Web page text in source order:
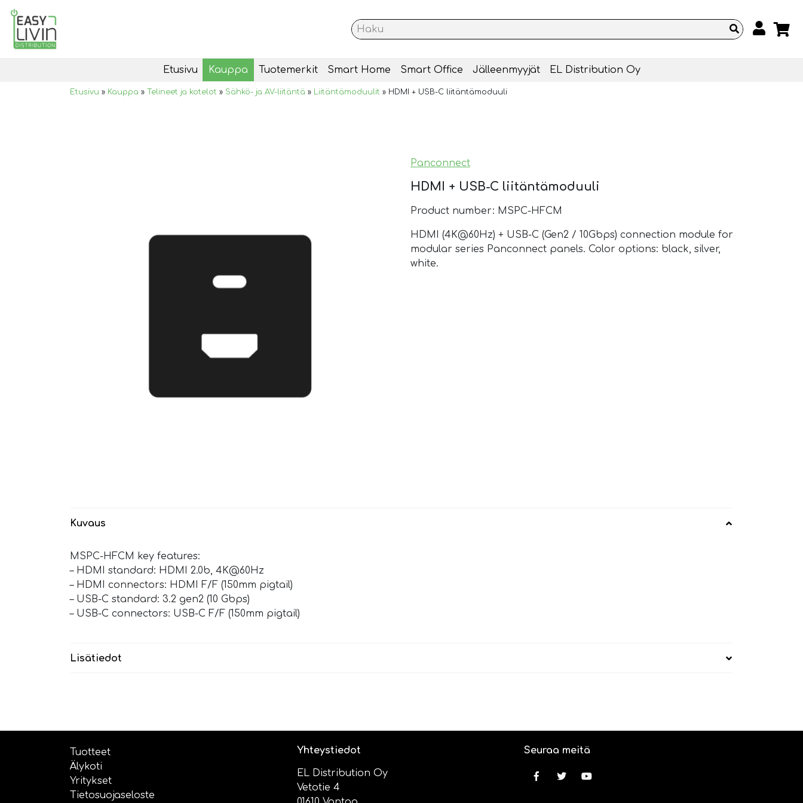
Etusivu Kauppa Tuotemerkit Smart Home Smart Office Jälleenmyyjät EL Distribution Oy
Etusivu » Kauppa » Telineet ja kotelot » Sähkö- ja AV-liitäntä » Liitäntämoduulit » HDMI + USB-C liitäntämoduuli
Panconnect
HDMI + USB-C liitäntämoduuli
Product number: MSPC-HFCM
HDMI (4K@60Hz) + USB-C (Gen2 / 10Gbps) connection module for
modular series Panconnect panels. Color options: black, silver,
white.
Kuvaus
MSPC-HFCM key features:
– HDMI standard: HDMI 2.0b, 4K@60Hz
– HDMI connectors: HDMI F/F (150mm pigtail)
– USB-C standard: 3.2 gen2 (10 Gbps)
– USB-C connectors: USB-C F/F (150mm pigtail)
Lisätiedot
Tuotteet
Älykoti
Yritykset
Tietosuojaseloste
Yhteystiedot
EL Distribution Oy
Vetotie 4
Seuraa meitä